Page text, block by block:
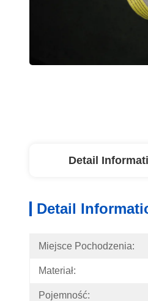
Detail
Detail
Miejsce Pochodzenia:
Materiał:
Pojemność: